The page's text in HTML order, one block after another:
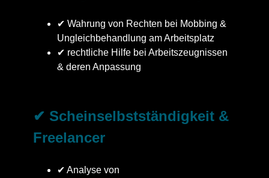
✔ Wahrung von Rechten bei Mobbing &
Ungleichbehandlung am Arbeitsplatz
✔ rechtliche Hilfe bei Arbeitszeugnissen
& deren Anpassung
✔ Scheinselbstständigkeit &
Freelancer
✔ Analyse von